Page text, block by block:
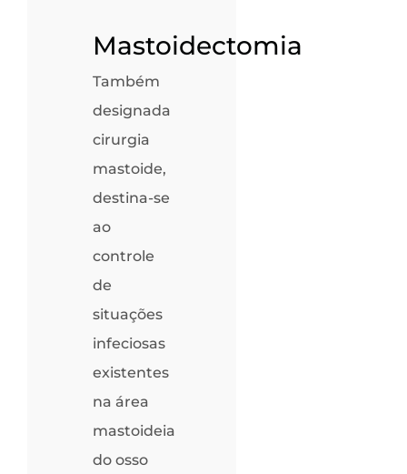
Mastoidectomia
Também
designada
cirurgia
mastoide,
destina-se
ao
controle
de
situações
infeciosas
existentes
na área
mastoideia
do osso